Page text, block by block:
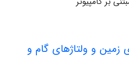
زمین و ولتاژهای گام و